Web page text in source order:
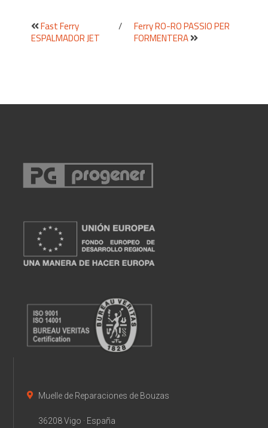
Fast Ferry
ESPALMADOR JET
/ Ferry RO-RO PASSIO PER
FORMENTERA
Muelle de Reparaciones de Bouzas
36208 Vigo · España